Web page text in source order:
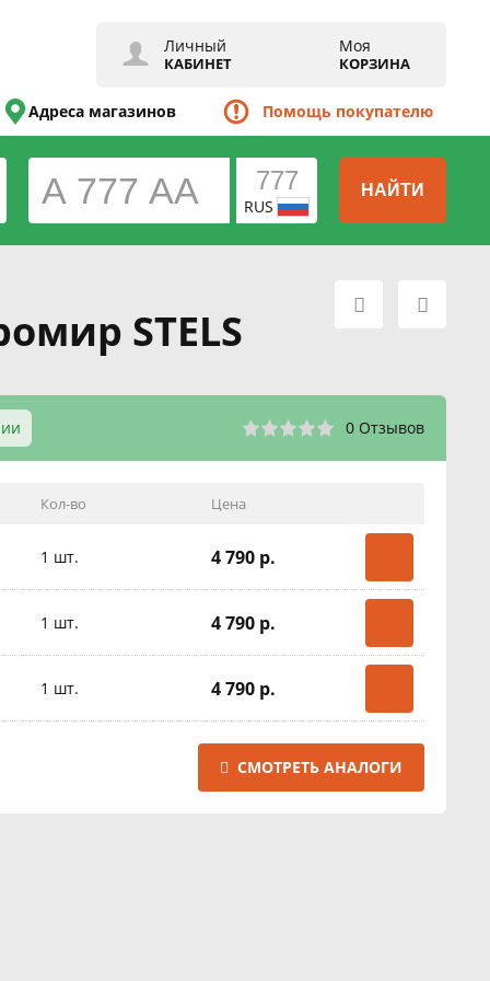
Личный
КАБИНЕТ
Моя
КОРЗИНА
Адреса магазинов Помощь покупателю
RUS
НАЙТИ
STELS
0 Отзывов
Кол-во Цена
1 шт. 4 790 р.
1 шт. 4 790 р.
1 шт. 4 790 р.
СМОТРЕТЬ АНАЛОГИ